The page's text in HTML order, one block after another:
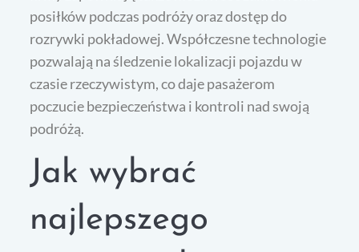
posiłków podczas podróży oraz dostęp do
rozrywki pokładowej. Współczesne technologie
pozwalają na śledzenie lokalizacji pojazdu w
czasie rzeczywistym, co daje pasażerom
poczucie bezpieczeństwa i kontroli nad swoją
podróżą.
Jak wybrać
najlepszego